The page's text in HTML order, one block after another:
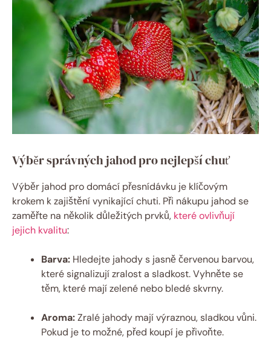
Výběr správných jahod pro nejlepší chuť
Výběr jahod pro domácí přesnídávku je klíčovým
krokem k zajištění vynikající chuti. Při nákupu jahod se
zaměřte na několik důležitých prvků, které ovlivňují
jejich kvalitu:
Barva: Hledejte jahody s jasně červenou barvou,
které signalizují zralost a sladkost. Vyhněte se
těm, které mají zelené nebo bledé skvrny.
Aroma:Zralé jahody mají výraznou, sladkou vůni.
Pokud je to možné, před koupí je přivoňte.